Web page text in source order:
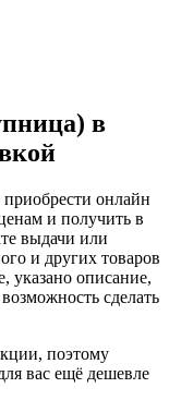
в
онлайн
и получить в
выдачи или
и других товаров
указано описание,
сделать
поэтому
вас ещё дешевле